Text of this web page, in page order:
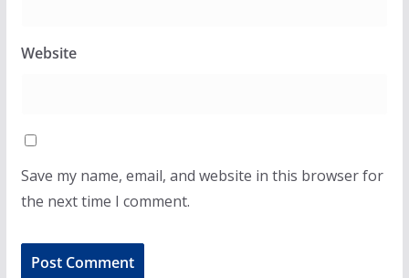
Website
Save my name, email, and website in this browser for
the next time I comment.